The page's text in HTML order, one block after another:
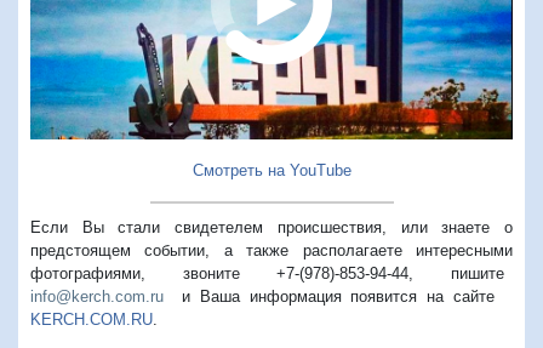
Смотреть на YouTube
Если Вы стали свидетелем происшествия, или знаете о
предстоящем событии, а также располагаете интересными
фотографиями, звоните +7-(978)-853-94-44, пишите
info@kerch.com.ru и Ваша информация появится на сайте
KERCH.COM.RU